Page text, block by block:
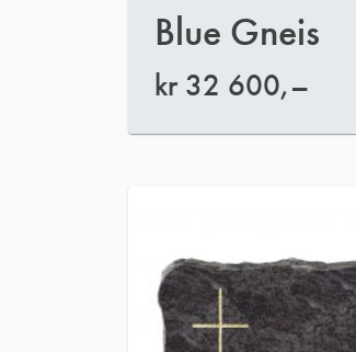
Blue Gneis
kr32 600,–